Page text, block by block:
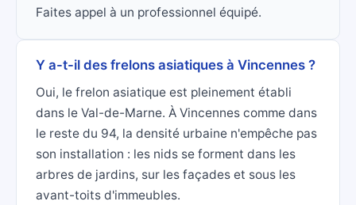
Faites appel à un professionnel équipé.
Y a-t-il des frelons asiatiques à Vincennes ?
Oui, le frelon asiatique est pleinement établi
dans le Val-de-Marne. À Vincennes comme dans
le reste du 94, la densité urbaine n'empêche pas
son installation : les nids se forment dans les
arbres de jardins, sur les façades et sous les
avant-toits d'immeubles.